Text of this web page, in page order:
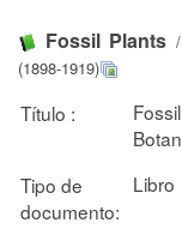
Fossil Plants
(1898-1919)
Título :
Tipo de
documento:
Libro